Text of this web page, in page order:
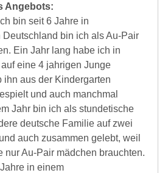
Angebots:
bin seit 6 Jahre in
Deutschland bin ich als Au-Pair
Ein Jahr lang habe ich in
eine 4 jahrigen Junge
ihn aus der Kindergarten
und auch manchmal
Jahr bin ich als stundetische
deutsche Familie auf zwei
auch zusammen gelebt, weil
nur Au-Pair mädchen brauchten.
in einem